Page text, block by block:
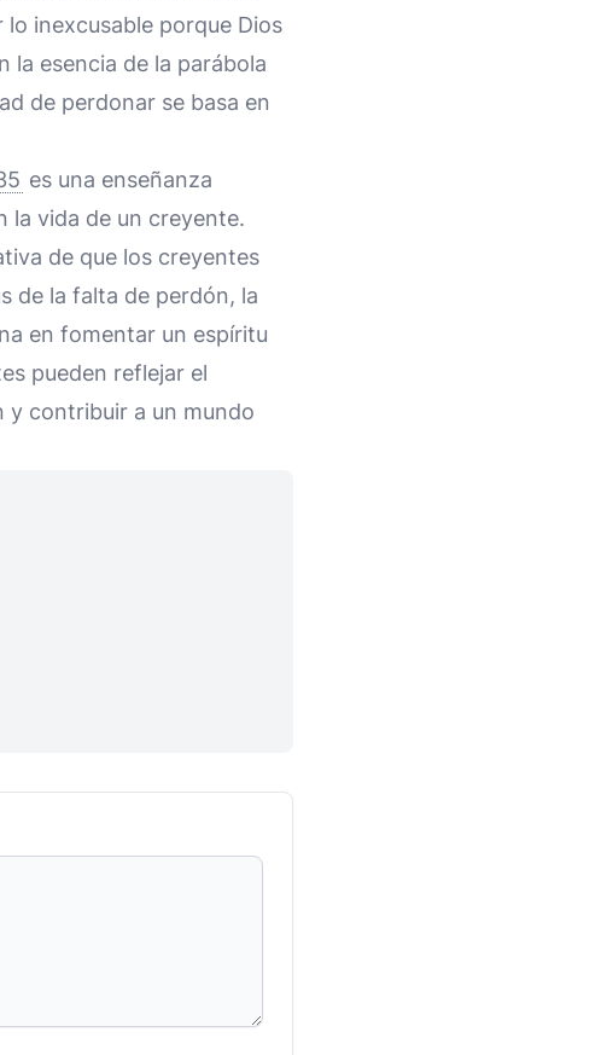
inexcusable porque Dios
la esencia de la parábola
de perdonar se basa en
es una enseñanza
la vida de un creyente.
de que los creyentes
de la falta de perdón, la
en fomentar un espíritu
pueden reflejar el
y contribuir a un mundo